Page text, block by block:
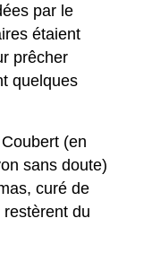
par le
étaient
prêcher
quelques
(en
sans doute)
curé de
du